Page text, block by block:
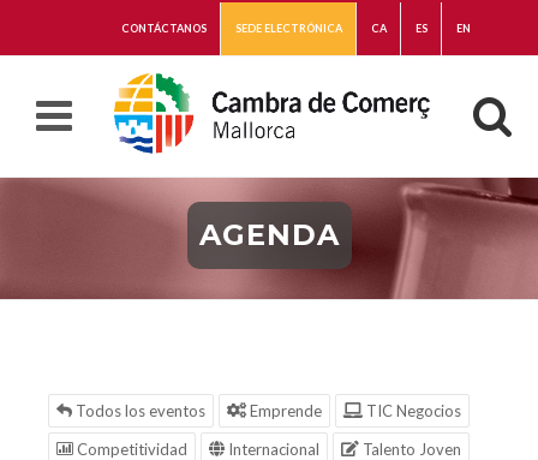
CONTÁCTANOS SEDE ELECTRÓNICA CA ES EN
AGENDA
Todos los eventos Emprende
TIC Negocios
Competitividad
Internacional
Talento Joven